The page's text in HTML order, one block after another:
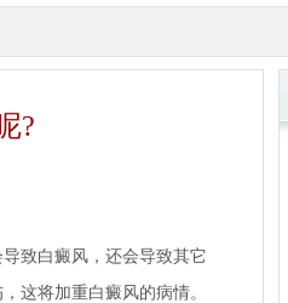
?
致白癜风，还会导致其它
这将加重白癜风的病情。